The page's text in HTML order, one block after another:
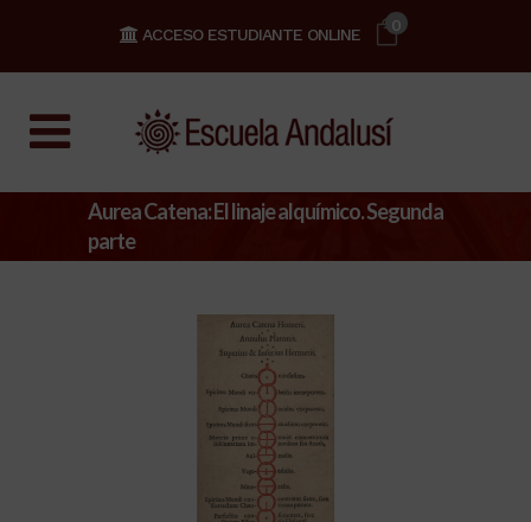
0
ACCESO ESTUDIANTE ONLINE
Aurea Catena: El linaje alquímico. Segunda
parte